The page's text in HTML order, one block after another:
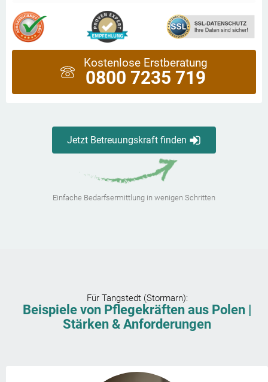
Kostenlose Erstberatung
0800 7235 719
Jetzt Betreuungskraft finden
Einfache Bedarfsermittlung in wenigen Schritten
Für Tangstedt (Stormarn):
Beispiele von Pflegekräften aus Polen |
Stärken & Anforderungen